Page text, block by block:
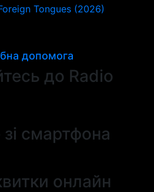
Tongues (2026)
допомога
до Radio
смартфона
онлайн